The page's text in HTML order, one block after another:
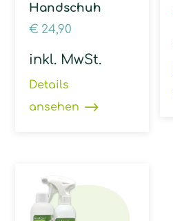
Handschuh
€ 24,90
inkl. MwSt.
Details
ansehen